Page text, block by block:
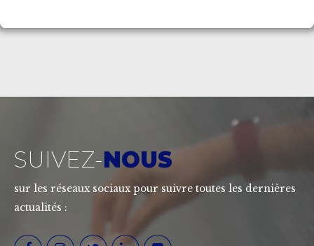
SUIVEZ-NOUS
sur les réseaux sociaux pour suivre toutes les dernières
actualités :